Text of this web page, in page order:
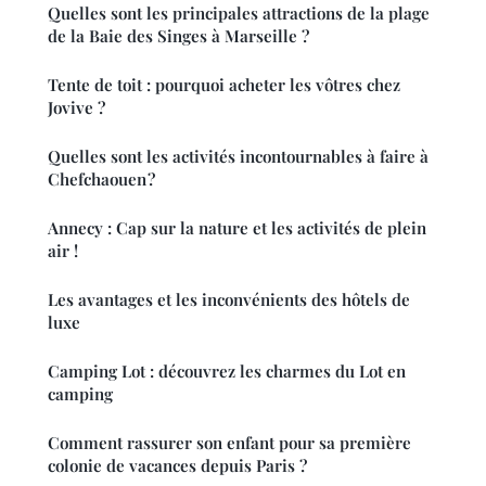
Quelles sont les principales attractions de la plage
de la Baie des Singes à Marseille ?
Tente de toit : pourquoi acheter les vôtres chez
Jovive ?
Quelles sont les activités incontournables à faire à
Chefchaouen ?
Annecy : Cap sur la nature et les activités de plein
air !
Les avantages et les inconvénients des hôtels de
luxe
Camping Lot : découvrez les charmes du Lot en
camping
Comment rassurer son enfant pour sa première
colonie de vacances depuis Paris ?